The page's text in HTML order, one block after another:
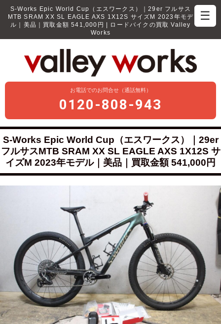
☰
S-Works Epic World Cup（エスワークス）｜29er フルサス
MTB SRAM XX SL EAGLE AXS 1X12S サイズM 2023年モデ
ル｜美品｜買取金額 541,000円 | ロードバイクの買取 Valley
Works
お電話でのお問合せ（通話無料）
0120-808-943
S-Works Epic World Cup（エスワークス）｜29er
フルサスMTB SRAM XX SL EAGLE AXS 1X12S サ
イズM 2023年モデル｜美品｜買取金額 541,000円